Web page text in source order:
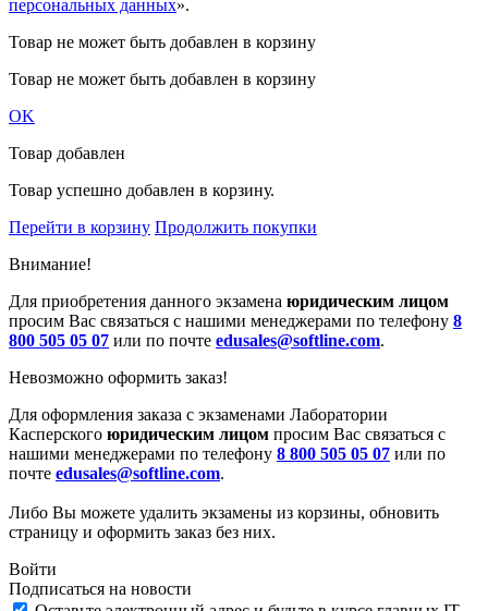
персональных данных».
Товар не может быть добавлен в корзину
Товар не может быть добавлен в корзину
OK
Товар добавлен
Товар успешно добавлен в корзину.
Перейти в корзину Продолжить покупки
Внимание!
Для приобретения данного экзамена юридическим лицом
просим Вас связаться с нашими менеджерами по телефону 8
800 505 05 07 или по почте edusales@softline.com.
Невозможно оформить заказ!
Для оформления заказа с экзаменами Лаборатории
Касперского юридическим лицом просим Вас связаться с
нашими менеджерами по телефону 8 800 505 05 07 или по
почте edusales@softline.com.
Либо Вы можете удалить экзамены из корзины, обновить
страницу и оформить заказ без них.
Войти
Подписаться на новости